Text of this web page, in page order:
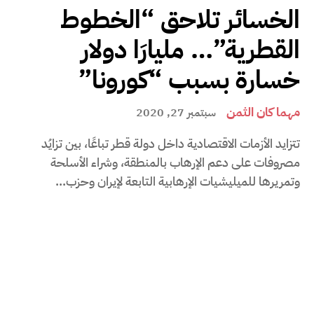
الخسائر تلاحق “الخطوط
القطرية”… مليارَا دولار
خسارة بسبب “كورونا”
مهما كان الثمن سبتمبر 27, 2020
تتزايد الأزمات الاقتصادية داخل دولة قطر تباعًا، بين تزايُد
مصروفات على دعم الإرهاب بالمنطقة، وشراء الأسلحة
وتمريرها للميليشيات الإرهابية التابعة لإيران وحزب...